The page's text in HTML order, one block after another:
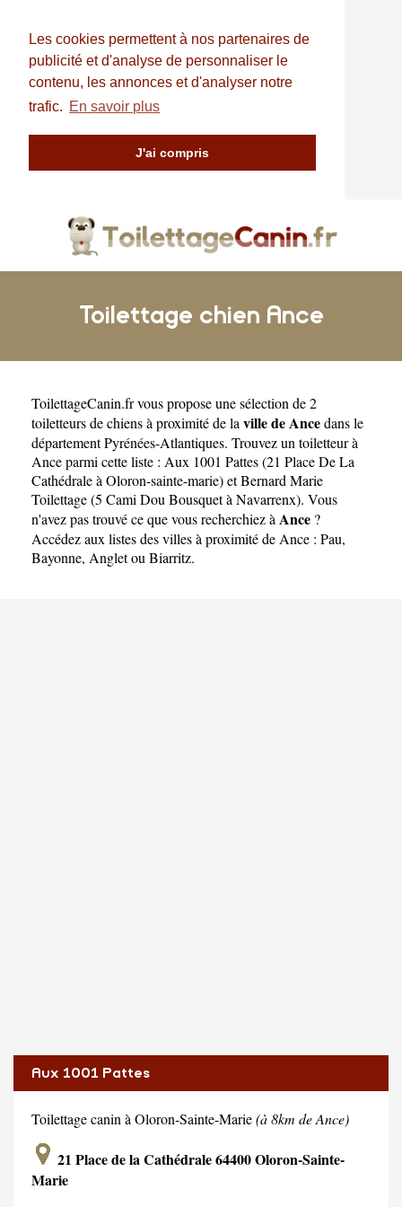
Les cookies permettent à nos partenaires de
publicité et d'analyse de personnaliser le
contenu, les annonces et d'analyser notre
trafic. En savoir plus
J'ai compris
Toilettage chien Ance
ToilettageCanin.frvous propose une sélection de 2
toiletteurs de chiens à proximité de la ville de Ancedans le
départementPyrénées-Atlantiques. Trouvez un toiletteur à
Ance parmi cette liste : Aux 1001 Pattes (21 Place De La
Cathédrale à Oloron-sainte-marie)etBernard Marie
Toilettage (5 Cami Dou Bousquet à Navarrenx). Vous
n'avez pas trouvé ce que vous recherchiez à Ance ?
Accédez aux listes des villes à proximité de Ance : Pau,
Bayonne, Angletou Biarritz.
Aux 1001 Pattes
Toilettage canin à Oloron-Sainte-Marie(à 8km de Ance)
21 Place de la Cathédrale 64400 Oloron-Sainte-
Marie